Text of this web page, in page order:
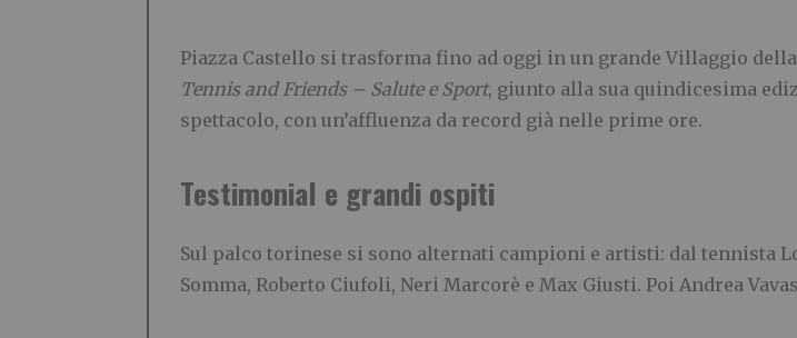
Piazza Castello si trasforma fino ad oggi in un grande Villaggio
Tennis and Friends – Salute e Sport, giunto alla sua quindicesima
spettacolo, con un’affluenza da record già nelle prime ore.
Testimonial e grandi ospiti
Sul palco torinese si sono alternati campioni e artisti: dal tennista
Somma, Roberto Ciufoli, Neri Marcorè e Max Giusti. Poi Andrea